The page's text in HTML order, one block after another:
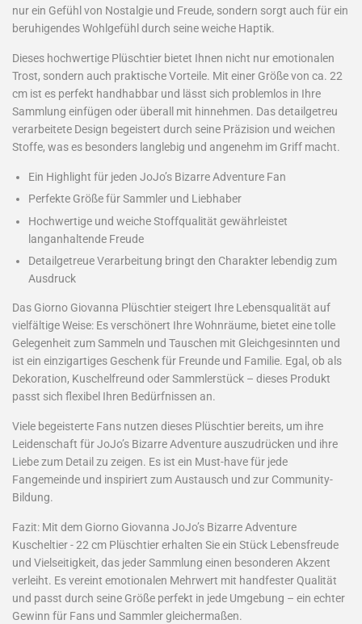
nur ein Gefühl von Nostalgie und Freude, sondern sorgt auch für ein
beruhigendes Wohlgefühl durch seine weiche Haptik.
Dieses hochwertige Plüschtier bietet Ihnen nicht nur emotionalen
Trost, sondern auch praktische Vorteile. Mit einer Größe von ca. 22
cm ist es perfekt handhabbar und lässt sich problemlos in Ihre
Sammlung einfügen oder überall mit hinnehmen. Das detailgetreu
verarbeitete Design begeistert durch seine Präzision und weichen
Stoffe, was es besonders langlebig und angenehm im Griff macht.
Ein Highlight für jeden JoJo’s Bizarre Adventure Fan
Perfekte Größe für Sammler und Liebhaber
Hochwertige und weiche Stoffqualität gewährleistet
langanhaltende Freude
Detailgetreue Verarbeitung bringt den Charakter lebendig zum
Ausdruck
Das Giorno Giovanna Plüschtier steigert Ihre Lebensqualität auf
vielfältige Weise: Es verschönert Ihre Wohnräume, bietet eine tolle
Gelegenheit zum Sammeln und Tauschen mit Gleichgesinnten und
ist ein einzigartiges Geschenk für Freunde und Familie. Egal, ob als
Dekoration, Kuschelfreund oder Sammlerstück – dieses Produkt
passt sich flexibel Ihren Bedürfnissen an.
Viele begeisterte Fans nutzen dieses Plüschtier bereits, um ihre
Leidenschaft für JoJo’s Bizarre Adventure auszudrücken und ihre
Liebe zum Detail zu zeigen. Es ist ein Must-have für jede
Fangemeinde und inspiriert zum Austausch und zur Community-
Bildung.
Fazit: Mit dem Giorno Giovanna JoJo’s Bizarre Adventure
Kuscheltier - 22 cm Plüschtier erhalten Sie ein Stück Lebensfreude
und Vielseitigkeit, das jeder Sammlung einen besonderen Akzent
verleiht. Es vereint emotionalen Mehrwert mit handfester Qualität
und passt durch seine Größe perfekt in jede Umgebung – ein echter
Gewinn für Fans und Sammler gleichermaßen.